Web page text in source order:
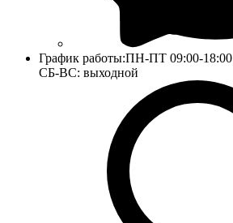
График работы:ПН-ПТ 09:00-18:00
СБ-ВС: выходной